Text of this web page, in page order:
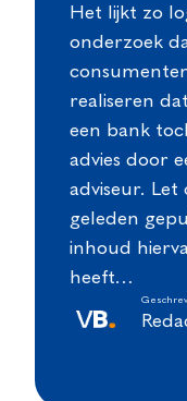
Het lijkt zo
onderzoek
realiseren
een bank
advies door
adviseur. Let
geleden
inhoud
heeft…